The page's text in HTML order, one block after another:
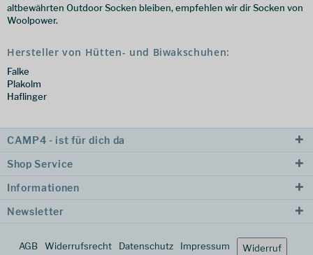
altbewährten Outdoor Socken bleiben, empfehlen wir dir Socken von
Woolpower.
Hersteller von Hütten- und Biwakschuhen:
Falke
Plakolm
Haflinger
CAMP4 - ist für dich da
Shop Service
Informationen
Newsletter
AGB Widerrufsrecht Datenschutz Impressum Widerruf